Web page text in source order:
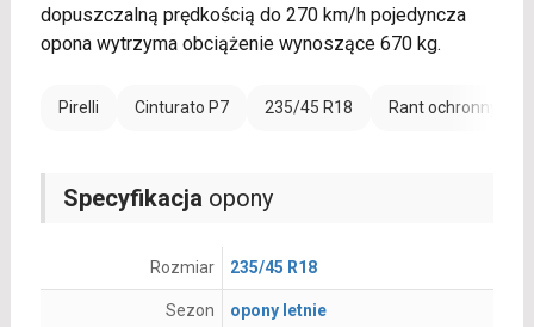
dopuszczalną prędkością do 270 km/h pojedyncza
opona wytrzyma obciążenie wynoszące 670 kg.
Pirelli Cinturato P7 235/45 R18 Rant ochronny (FR)
Specyfikacja opony
Rozmiar 235/45 R18
Sezon opony letnie